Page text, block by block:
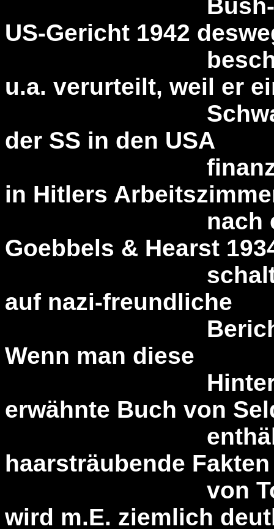
Bush-Familie
US-Gericht 1942
u.a. verurteilt, weil er
Schwarzes
der SS in den USA
finanzierte,
in Hitlers
nach einem
Goebbels & Hearst
schaltete der
auf nazi-freundliche
Wenn man diese
Hintergründe
erwähnte Buch von
enthält
haarsträubende
von Top-US-
wird m.E. ziemlich